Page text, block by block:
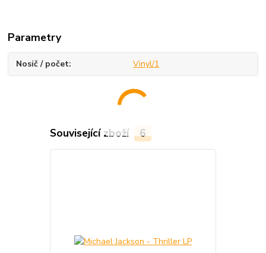
Parametry
Nosič / počet Vinyl/1
Související zboží 6